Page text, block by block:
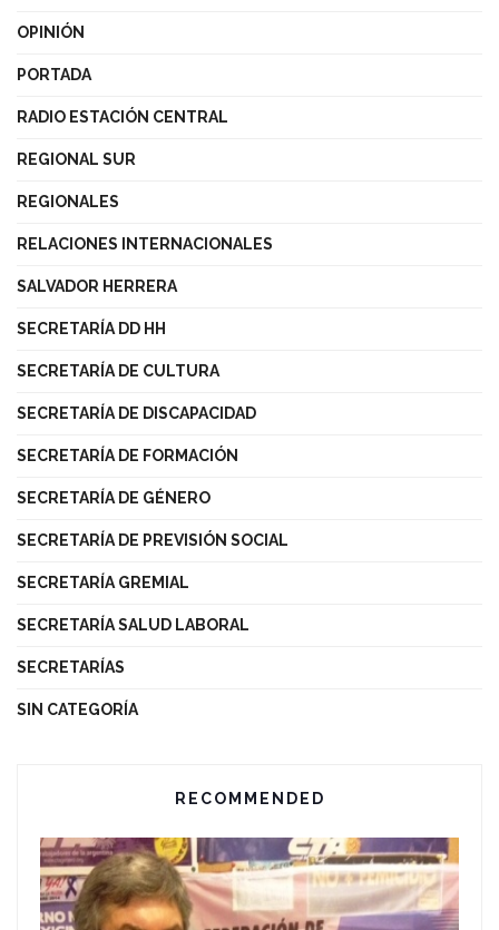
OPINIÓN
PORTADA
RADIO ESTACIÓN CENTRAL
REGIONAL SUR
REGIONALES
RELACIONES INTERNACIONALES
SALVADOR HERRERA
SECRETARÍA DD HH
SECRETARÍA DE CULTURA
SECRETARÍA DE DISCAPACIDAD
SECRETARÍA DE FORMACIÓN
SECRETARÍA DE GÉNERO
SECRETARÍA DE PREVISIÓN SOCIAL
SECRETARÍA GREMIAL
SECRETARÍA SALUD LABORAL
SECRETARÍAS
SIN CATEGORÍA
RECOMMENDED